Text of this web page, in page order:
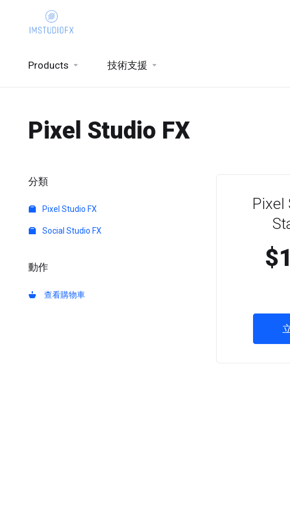
Products 技術支援
Pixel Studio FX
分類
Pixel Studio FX
Social Studio FX
動作
查看購物車
Pixel